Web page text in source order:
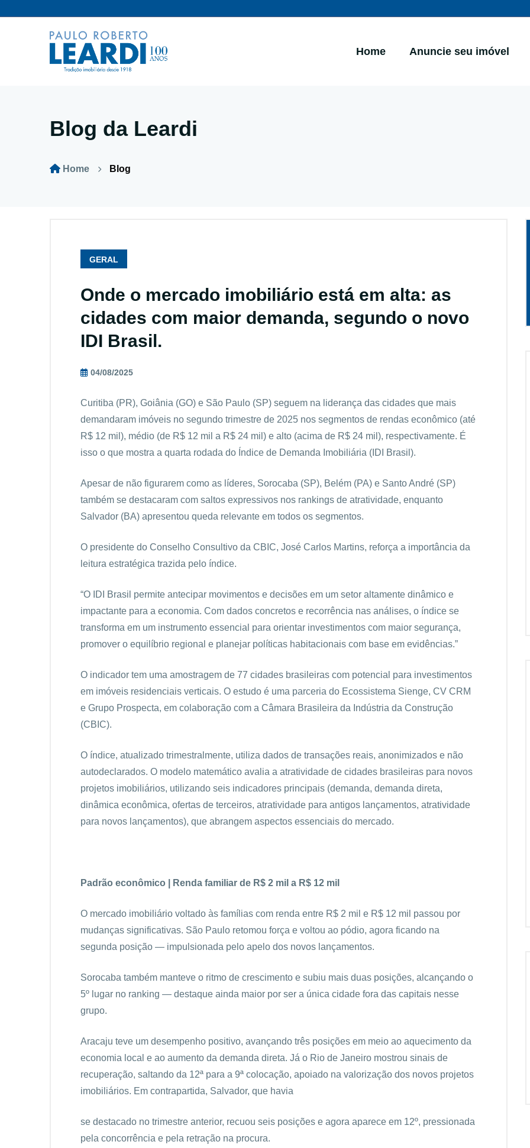
Home Anuncie seu imóvel
Blog da Leardi
Home Blog
GERAL
Onde o mercado imobiliário está em alta: as
cidades com maior demanda, segundo o novo
IDI Brasil.
04/08/2025
Curitiba (PR), Goiânia (GO) e São Paulo (SP) seguem na liderança das cidades que mais
demandaram imóveis no segundo trimestre de 2025 nos segmentos de rendas econômico (até
R$ 12 mil), médio (de R$ 12 mil a R$ 24 mil) e alto (acima de R$ 24 mil), respectivamente. É
isso o que mostra a quarta rodada do Índice de Demanda Imobiliária (IDI Brasil).
Apesar de não figurarem como as líderes, Sorocaba (SP), Belém (PA) e Santo André (SP)
também se destacaram com saltos expressivos nos rankings de atratividade, enquanto
Salvador (BA) apresentou queda relevante em todos os segmentos.
O presidente do Conselho Consultivo da CBIC, José Carlos Martins, reforça a importância da
leitura estratégica trazida pelo índice.
“O IDI Brasil permite antecipar movimentos e decisões em um setor altamente dinâmico e
impactante para a economia. Com dados concretos e recorrência nas análises, o índice se
transforma em um instrumento essencial para orientar investimentos com maior segurança,
promover o equilíbrio regional e planejar políticas habitacionais com base em evidências.”
O indicador tem uma amostragem de 77 cidades brasileiras com potencial para investimentos
em imóveis residenciais verticais. O estudo é uma parceria do Ecossistema Sienge, CV CRM
e Grupo Prospecta, em colaboração com a Câmara Brasileira da Indústria da Construção
(CBIC).
O índice, atualizado trimestralmente, utiliza dados de transações reais, anonimizados e não
autodeclarados. O modelo matemático avalia a atratividade de cidades brasileiras para novos
projetos imobiliários, utilizando seis indicadores principais (demanda, demanda direta,
dinâmica econômica, ofertas de terceiros, atratividade para antigos lançamentos, atratividade
para novos lançamentos), que abrangem aspectos essenciais do mercado.
Padrão econômico | Renda familiar de R$ 2 mil a R$ 12 mil
O mercado imobiliário voltado às famílias com renda entre R$ 2 mil e R$ 12 mil passou por
mudanças significativas. São Paulo retomou força e voltou ao pódio, agora ficando na
segunda posição — impulsionada pelo apelo dos novos lançamentos.
Sorocaba também manteve o ritmo de crescimento e subiu mais duas posições, alcançando o
5º lugar no ranking — destaque ainda maior por ser a única cidade fora das capitais nesse
grupo.
Aracaju teve um desempenho positivo, avançando três posições em meio ao aquecimento da
economia local e ao aumento da demanda direta. Já o Rio de Janeiro mostrou sinais de
recuperação, saltando da 12ª para a 9ª colocação, apoiado na valorização dos novos projetos
imobiliários. Em contrapartida, Salvador, que havia
se destacado no trimestre anterior, recuou seis posições e agora aparece em 12º, pressionada
pela concorrência e pela retração na procura.